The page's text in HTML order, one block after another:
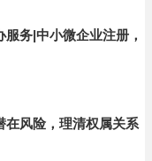
务|中小微企业注册，
在风险，理清权属关系